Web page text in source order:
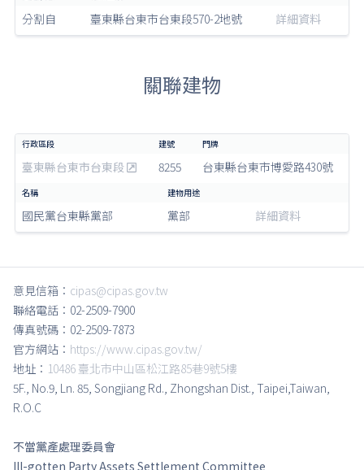
分割自 臺東縣台東市台東段570-2地號 詳細資料
關聯建物
臺東縣台東市台東段 8255 台東縣台東市博愛路430號
國民黨台東縣黨部 黨部 詳細資料
意見信箱： cipas@cipas.gov.tw
聯絡電話：02-2509-7900
傳真號碼：02-2509-7873
官方網站： https://www.cipas.gov.tw/
地址： 10486 臺北市中山區松江路85巷9號5樓
5F., No.9, Ln. 85, Songjiang Rd., Zhongshan Dist., Taipei,Taiwan,
R.O.C
不當黨產處理委員會
Ill-gotten Party Assets Settlement Committee